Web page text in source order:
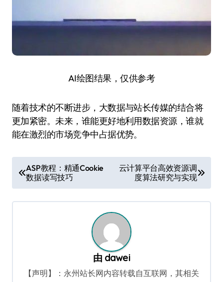
AI绘图结果，仅供参考
随着技术的不断进步，大数据与站长传媒的结合将
更加紧密。未来，谁能更好地利用数据资源，谁就
能在激烈的市场竞争中占据优势。
章
导
ASP教程：精通Cookie
数据读写技巧
云计算平台高效资源调
度算法研究与实现
由 dawei
【声明】：永州站长网内容转载自互联网，其相关